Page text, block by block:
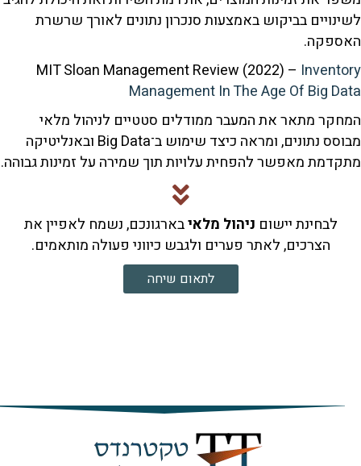
בביקוש באמצעות סנכרון נתונים לאורך שרשרת
MIT Sloan Management Review (2022) –
Management In The Age Of Big
מתאר את המעבר ממודלים סטטיים לניהול מלאי
מבוסס נתונים, ומראה כיצד שימוש ב־Big Data ובאנליטיקה
מאפשר להפחית עלויות תוך שמירה על זמינות גבוהה.
יישוםניהול מלאיבארגונכם, נשמח לאפיין את
הצרכים, לאתר פערים ולגבש כיווני פעולה מותאמים.
לתאום שיחה